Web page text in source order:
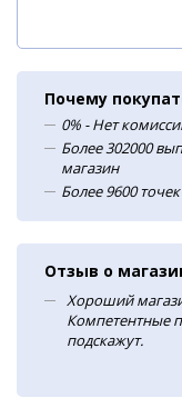
Почему
0% - Нет
Более 302000
магазин
Более 9600
Отзыв о
Хороший
Компетентные
подскажут.